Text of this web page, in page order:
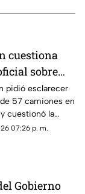
cuestiona
sobre
57
en
pidió esclarecer
57 camiones en
cuestionó la
por las
07:26 p. m.
Gobierno